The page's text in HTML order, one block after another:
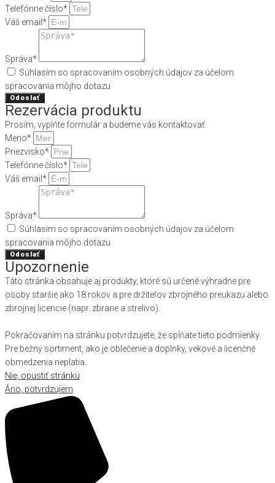
Telefónne číslo*
Váš email*
Správa*
Súhlasím so spracovaním osobných údajov za účelom
spracovania môjho dotazu
Odoslať
Rezervácia produktu
Prosím, vyplňte formulár a budeme vás kontaktovať.
Meno*
Priezvisko*
Telefónne číslo*
Váš email*
Správa*
Súhlasím so spracovaním osobných údajov za účelom
spracovania môjho dotazu
Odoslať
Upozornenie
Táto stránka obsahuje aj produkty, ktoré sú určené výhradne pre
osoby staršie ako 18 rokov a pre držiteľov zbrojného preukazu alebo
zbrojnej licencie (napr. zbrane a strelivo).
Pokračovaním na stránku potvrdzujete, že spĺňate tieto podmienky.
Pre bežný sortiment, ako je oblečenie a doplnky, vekové a licenčné
obmedzenia neplatia.
Nie, opustiť stránku
Áno, potvrdzujem